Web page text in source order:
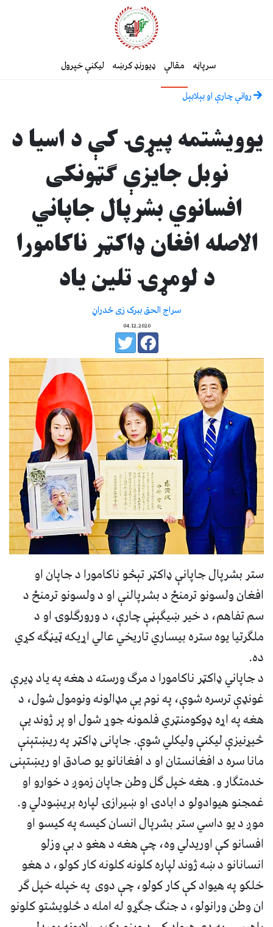
سرپاڼه مقالې ډیورنډ کرښه لیکنې خپرول
روانې چارې او بېلابېل
یوویشتمه پیړۍ کې د اسیا د
نوبل جایزې ګټونکی
افسانوي بشرپال جاپاني
الاصله افغان ډاکټر ناکامورا
د لومړۍ تلین یاد
سراج الحق ببرک زی ځدراڼ
04.12.2020
ستر بشرپال جاپانې ډاکټر تېڅو ناکامورا د جاپان او
افغان ولسونو ترمنځ د بشرپالنې او د ولسونو ترمنځ د
سم تفاهم، د خیر ښیګېڼې چارې، د ورورګلوۍ او د
ملګرتیا یوه ستره بیساري تاریخي عالي اړیکه ټیڼګه کړي
ده.
د جاپاني ډاکټر ناکامورا د مرګ ورسته د هغه په یاد ډیرې
غونډې ترسره شوې، په نوم یې مډالونه ونومول شول، د
هغه په اړه ډوکومنټري فلمونه جوړ شول او پر ژوند یې
څیړنیزې لیکنې ولیکلي شوې. جاپانی ډاکټر په ریښتېنې
مانا سره د افغانستان او د افغانانو یو صادق او ریښتېنی
خدمتګار و. هغه خپل ګل وطن جاپان زموږ د خوارو او
غمجنو هیوادولو د ابادۍ او ښیرازۍ لپاره بریښودلي و.
موږ د یو داسي ستر بشرپال انسان کیسه په کیسو او
افسانو کې اوریدلي وه، چې هغه د هغو د بې وزلو
انسانانو د ښه ژوند لپاره کلونه کلونه کار کولو، د هغو
خلکو په هیواد کې کار کولو، چې دوی په خپله خپل ګر
ان وطن ورانولو، د جنګ جګړو له امله د څلویشتو کلونو